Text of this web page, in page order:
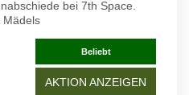
bei 7th Space.
Mädels
Beliebt
AKTION ANZEIGEN